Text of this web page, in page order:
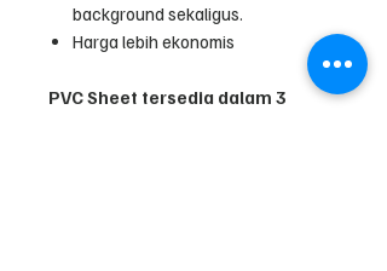
background sekaligus.
Harga lebih ekonomis
PVC Sheet tersedia dalam 3